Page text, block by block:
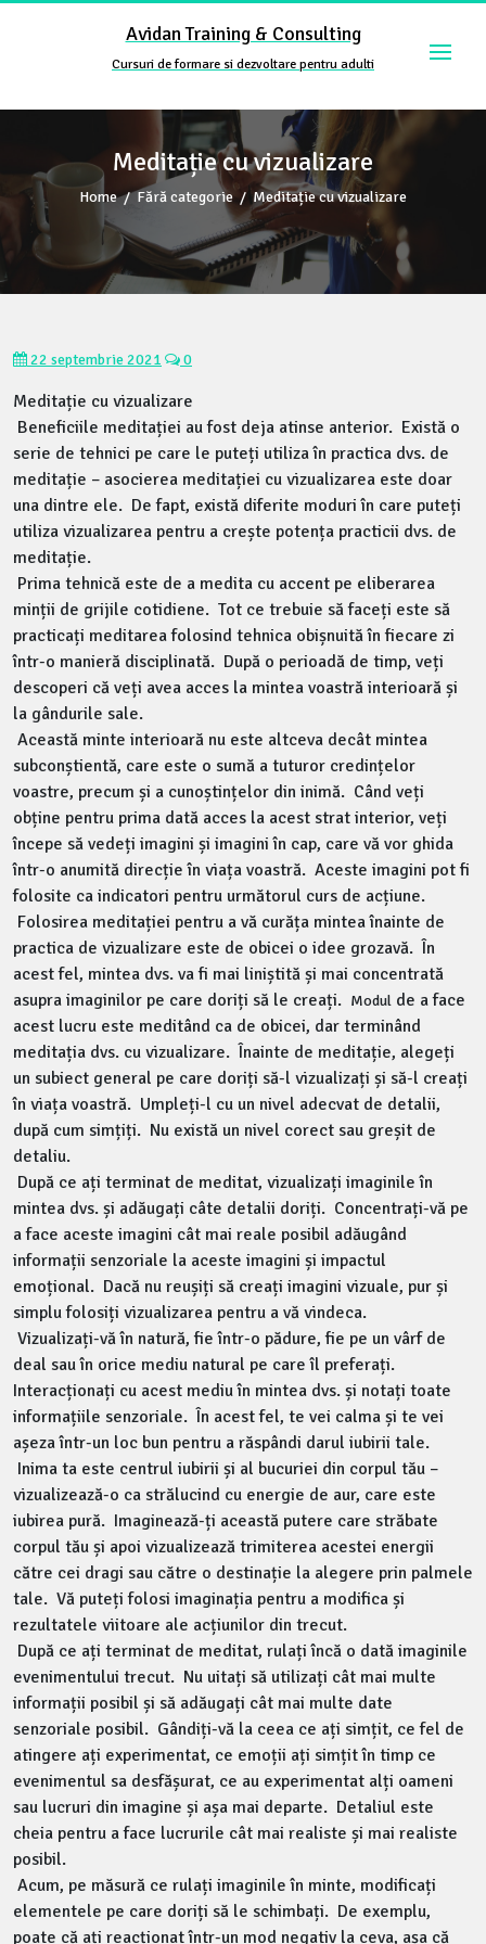
Avidan Training & Consulting
Cursuri de formare si dezvoltare pentru adulti
Meditație cu vizualizare
Home/Fără categorie/ Meditație cu vizualizare
22 septembrie 2021 0
Meditație cu vizualizare
Beneficiile meditației au fost deja atinse anterior. Există o
serie de tehnici pe care le puteți utiliza în practica dvs. de
meditație – asocierea meditației cu vizualizarea este doar
una dintre ele. De fapt, există diferite moduri în care puteți
utiliza vizualizarea pentru a crește potența practicii dvs. de
meditație.
Prima tehnică este de a medita cu accent pe eliberarea
minții de grijile cotidiene. Tot ce trebuie să faceți este să
practicați meditarea folosind tehnica obișnuită în fiecare zi
într-o manieră disciplinată. După o perioadă de timp, veți
descoperi că veți avea acces la mintea voastră interioară și
la gândurile sale.
Această minte interioară nu este altceva decât mintea
subconștientă, care este o sumă a tuturor credințelor
voastre, precum și a cunoștințelor din inimă. Când veți
obține pentru prima dată acces la acest strat interior, veți
începe să vedeți imagini și imagini în cap, care vă vor ghida
într-o anumită direcție în viața voastră. Aceste imagini pot fi
folosite ca indicatori pentru următorul curs de acțiune.
Folosirea meditației pentru a vă curăța mintea înainte de
practica de vizualizare este de obicei o idee grozavă. În
acest fel, mintea dvs. va fi mai liniștită și mai concentrată
asupra imaginilor pe care doriți să le creați. Modul de a face
acest lucru este meditând ca de obicei, dar terminând
meditația dvs. cu vizualizare. Înainte de meditație, alegeți
un subiect general pe care doriți să-l vizualizați și să-l creați
în viața voastră. Umpleți-l cu un nivel adecvat de detalii,
după cum simțiți. Nu există un nivel corect sau greșit de
detaliu.
După ce ați terminat de meditat, vizualizați imaginile în
mintea dvs. și adăugați câte detalii doriți. Concentrați-vă pe
a face aceste imagini cât mai reale posibil adăugând
informații senzoriale la aceste imagini și impactul
emoțional. Dacă nu reușiți să creați imagini vizuale, pur și
simplu folosiți vizualizarea pentru a vă vindeca.
Vizualizați-vă în natură, fie într-o pădure, fie pe un vârf de
deal sau în orice mediu natural pe care îl preferați.
Interacționați cu acest mediu în mintea dvs. și notați toate
informațiile senzoriale. În acest fel, te vei calma și te vei
așeza într-un loc bun pentru a răspândi darul iubirii tale.
Inima ta este centrul iubirii și al bucuriei din corpul tău –
vizualizează-o ca strălucind cu energie de aur, care este
iubirea pură. Imaginează-ți această putere care străbate
corpul tău și apoi vizualizează trimiterea acestei energii
către cei dragi sau către o destinație la alegere prin palmele
tale. Vă puteți folosi imaginația pentru a modifica și
rezultatele viitoare ale acțiunilor din trecut.
După ce ați terminat de meditat, rulați încă o dată imaginile
evenimentului trecut. Nu uitați să utilizați cât mai multe
informații posibil și să adăugați cât mai multe date
senzoriale posibil. Gândiți-vă la ceea ce ați simțit, ce fel de
atingere ați experimentat, ce emoții ați simțit în timp ce
evenimentul sa desfășurat, ce au experimentat alți oameni
sau lucruri din imagine și așa mai departe. Detaliul este
cheia pentru a face lucrurile cât mai realiste și mai realiste
posibil.
Acum, pe măsură ce rulați imaginile în minte, modificați
elementele pe care doriți să le schimbați. De exemplu,
poate că ați reacționat într-un mod negativ la ceva, așa că